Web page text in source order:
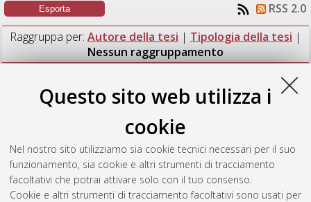
Questo sito web utilizza i
cookie
Nel nostro sito utilizziamo sia cookie tecnici necessari per il suo
funzionamento, sia cookie e altri strumenti di tracciamento
facoltativi che potrai attivare solo con il tuo consenso.
Cookie e altri strumenti di tracciamento facoltativi sono usati per
RSS 2.0
Raggruppa per: Autore della tesi | Tipologia della tesi |
Nessun raggruppamento
Nayerivand, Pouya
visualization through Geomatics and XR technologies -
Palace in Ravenna.[Laurea magistrale], Università di Bologna,
Corso di Studio inIngegneria dei processi e dei sistemi edilizi
[LM-DM270], Documento full-text non disponibile